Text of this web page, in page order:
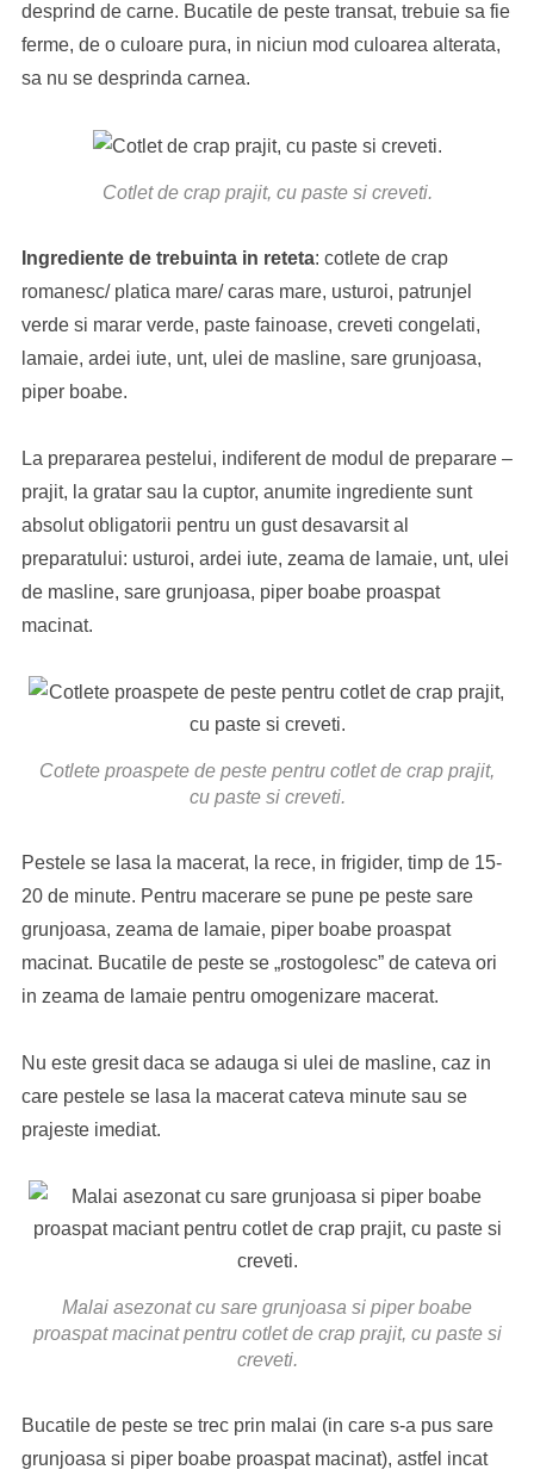
desprind de carne. Bucatile de peste transat, trebuie sa fie
ferme, de o culoare pura, in niciun mod culoarea alterata,
sa nu se desprinda carnea.
Cotlet de crap prajit, cu paste si creveti.
Ingrediente de trebuinta in reteta: cotlete de crap
romanesc/ platica mare/ caras mare, usturoi, patrunjel
verde si marar verde, paste fainoase, creveti congelati,
lamaie, ardei iute, unt, ulei de masline, sare grunjoasa,
piper boabe.
La prepararea pestelui, indiferent de modul de preparare –
prajit, la gratar sau la cuptor, anumite ingrediente sunt
absolut obligatorii pentru un gust desavarsit al
preparatului: usturoi, ardei iute, zeama de lamaie, unt, ulei
de masline, sare grunjoasa, piper boabe proaspat
macinat.
Cotlete proaspete de peste pentru cotlet de crap prajit,
cu paste si creveti.
Pestele se lasa la macerat, la rece, in frigider, timp de 15-
20 de minute. Pentru macerare se pune pe peste sare
grunjoasa, zeama de lamaie, piper boabe proaspat
macinat. Bucatile de peste se „rostogolesc” de cateva ori
in zeama de lamaie pentru omogenizare macerat.
Nu este gresit daca se adauga si ulei de masline, caz in
care pestele se lasa la macerat cateva minute sau se
prajeste imediat.
Malai asezonat cu sare grunjoasa si piper boabe
proaspat macinat pentru cotlet de crap prajit, cu paste si
creveti.
Bucatile de peste se trec prin malai (in care s-a pus sare
grunjoasa si piper boabe proaspat macinat), astfel incat